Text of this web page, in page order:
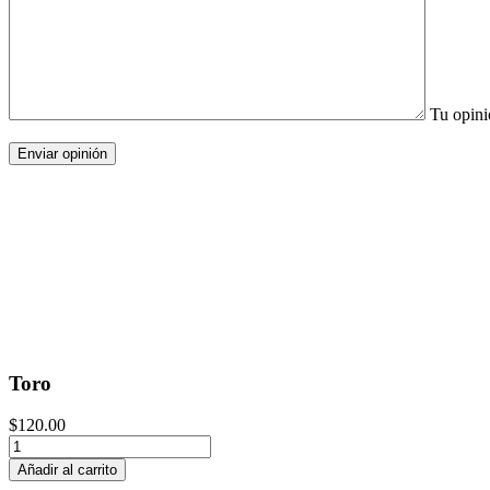
Tu
Toro
$120.00
Toro
cantidad
Añadir al carrito